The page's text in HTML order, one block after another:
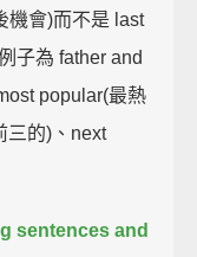
機會)而不是 last
子為 father and
popular(最熱
三的)、next
sentences and